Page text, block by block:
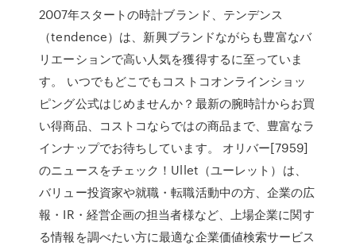
2007年スタートの時計ブランド、テンデンス
（tendence）は、新興ブランドながらも豊富なバ
リエーションで高い人気を獲得するに至っていま
す。 いつでもどこでもコストコオンラインショッ
ピング公式はじめませんか？最新の腕時計からお買
い得商品、コストコならではの商品まで、豊富なラ
インナップでお待ちしています。 オリバー[7959]
のニュースをチェック！Ullet（ユーレット）は、
バリュー投資家や就職・転職活動中の方、企業の広
報・IR・経営企画の担当者様など、上場企業に関す
る情報を調べたい方に最適な企業価値検索サービス